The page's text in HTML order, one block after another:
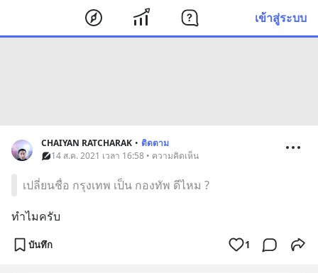
เข้าสู่ระบบ
CHAIYAN RATCHARAK • ติดตาม
14 ส.ค. 2021 เวลา 16:58 • ความคิดเห็น
เปลี่ยนชื่อ กรุงเทพ เป็น กองทัพ ดีไหม ?
ทำไมครับ
บันทึก 1